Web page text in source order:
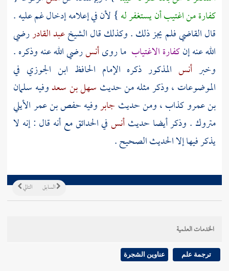
كفارة من اغتيب أن يستغفر له} لأن في إعلامه إدخال غم عليه .
قال القاضي فلم يجز ذلك . وكذلك قال الشيخعبد القادررضي
الله عنه إنكفارة الاغتياب ما روىأنسرضي الله عنه وذكره .
وخبرأنس المذكور ذكره الإمام الحافظ ابن الجوزي في
الموضوعات ، وذكر مثله من حديث سهل بن سعدوفيه سلمان
بن عمروكذاب ، ومن حديث جابروفيهحفص بن عمر الأيلي
متروك . وذكر أيضا حديثأنسفي الحدائق مع أنه قال : إنه لا
يذكر فيها إلا الحديث الصحيح .
التالي السابق
الخدمات العلمية
ترجمة علم عناوين الشجرة